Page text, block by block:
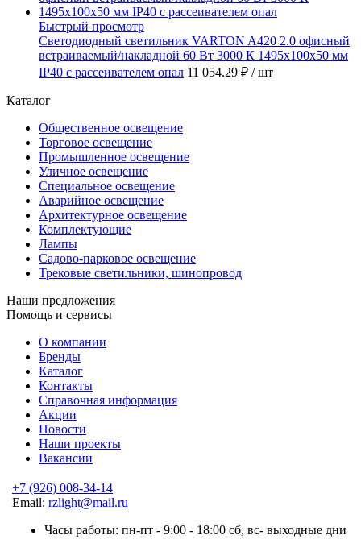
Быстрый просмотр
Светодиодный светильник VARTON A420 2.0 офисный
встраиваемый/накладной 60 Вт 3000 К 1495x100x50 мм
IP40 с рассеивателем опал 11 054.29 ₽ / шт
Каталог
Общественное освещение
Торговое освещение
Промышленное освещение
Уличное освещение
Специальное освещение
Аварийное освещение
Архитектурное освещение
Комплектующие
Лампы
Садово-парковое освещение
Трековые светильники, шинопровод
Наши предложения
Помощь и сервисы
О компании
Бренды
Каталог
Контакты
Справочная информация
Акции
Новости
Наши проекты
Вакансии
+7 (926) 008-34-14
Email: rzlight@mail.ru
Часы работы: пн-пт - 9:00 - 18:00 сб, вс- выходные дни